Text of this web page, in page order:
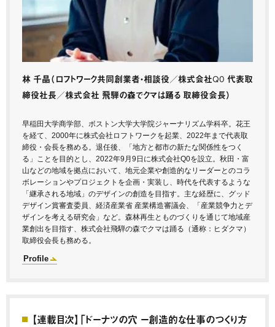
林 千晶（ロフトワーク共同創業者・相談役／株式会社Q0 代表取
締役社長／株式会社 飛騨の森でクマは踊る 取締役会長）
早稲田大学商学部、ボストン大学大学院ジャーナリズム学科卒。花王
を経て、2000年に株式会社ロフトワークを起業、2022年まで代表取
締役・会長を務める。退任後、「地方と都市の新たな関係性をつく
る」ことを目的とし、2022年9月9日に株式会社Q0を設立。秋田・富
山などの地域を拠点において、地元企業や創造的なリーダーとのコラ
ボレーションやプロジェクトを企画・実装し、時代を代表するような
「継承される地域」のデザインの創造を目指す。主な経歴に、グッド
デザイン賞審査委員、経済産業省 産業構造審議会、「産業競争力とデ
ザインを考える研究会」など。森林再生とものづくりを通じて地域産
業創出を目指す、株式会社飛騨の森でクマは踊る（通称：ヒダクマ）
取締役会長も務める。
Profile
【連載目次】「ドーナツの穴 ー創造的な仕事のつくり方